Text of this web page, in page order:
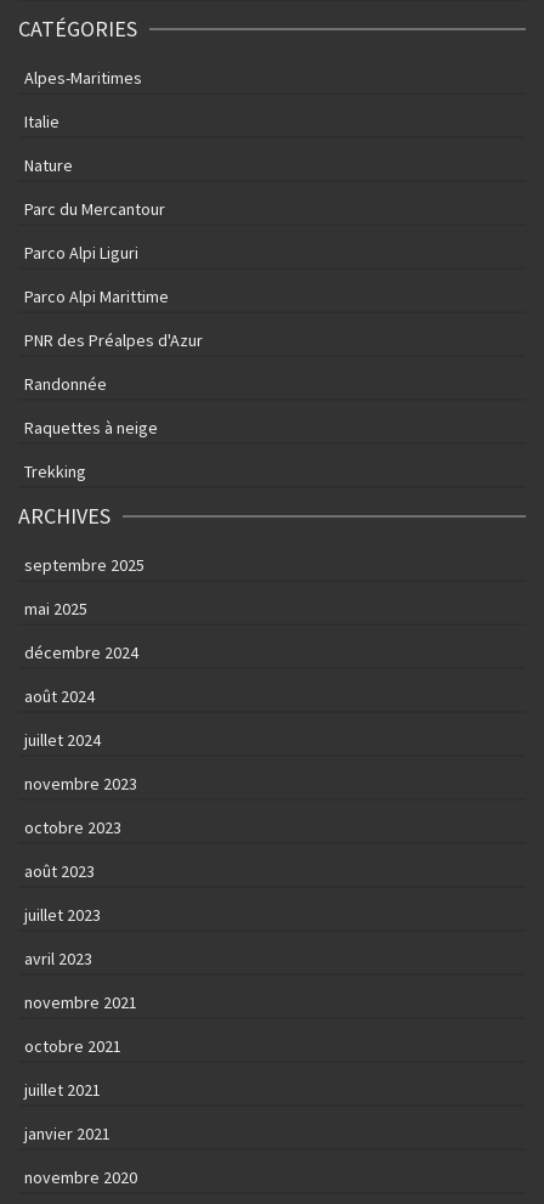
CATÉGORIES
Alpes-Maritimes
Italie
Nature
Parc du Mercantour
Parco Alpi Liguri
Parco Alpi Marittime
PNR des Préalpes d'Azur
Randonnée
Raquettes à neige
Trekking
ARCHIVES
septembre 2025
mai 2025
décembre 2024
août 2024
juillet 2024
novembre 2023
octobre 2023
août 2023
juillet 2023
avril 2023
novembre 2021
octobre 2021
juillet 2021
janvier 2021
novembre 2020